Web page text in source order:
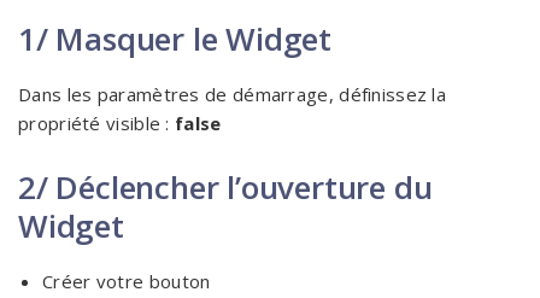
1/ Masquer le Widget
Dans les paramètres de démarrage, définissez la
propriété visible : false
2/ Déclencher l’ouverture du
Widget
Créer votre bouton